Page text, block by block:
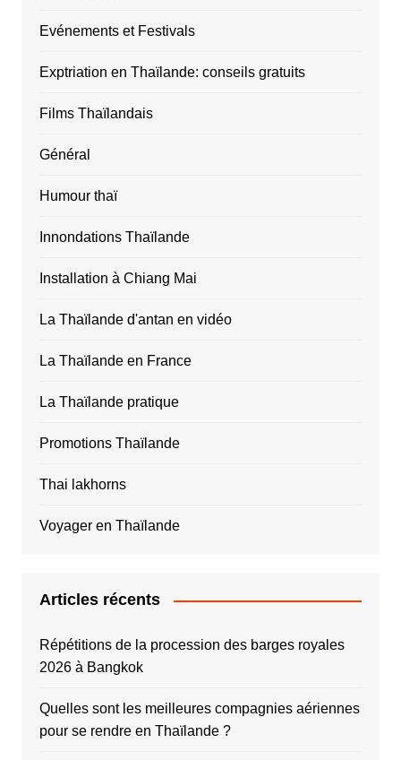
Evénements et Festivals
Exptriation en Thaïlande: conseils gratuits
Films Thaïlandais
Général
Humour thaï
Innondations Thaïlande
Installation à Chiang Mai
La Thaïlande d'antan en vidéo
La Thaïlande en France
La Thaïlande pratique
Promotions Thaïlande
Thai lakhorns
Voyager en Thaïlande
Articles récents
Répétitions de la procession des barges royales
2026 à Bangkok
Quelles sont les meilleures compagnies aériennes
pour se rendre en Thaïlande ?